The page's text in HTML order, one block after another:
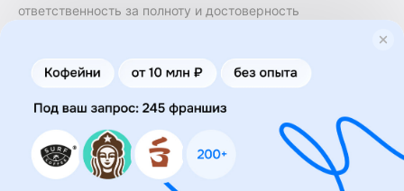
ответственность за полноту и достоверность
финансовые услуги. Заключение договоров
коммерческой концессии (франчайзинга) осуществляется
правообладателями/их представителями. Бизнесменс.ру
не является посредником или представителем
правообладателя и не несет ответственность за условия
предоставления франшизы и действия лиц,
осуществленные на основании информации, имеющейся